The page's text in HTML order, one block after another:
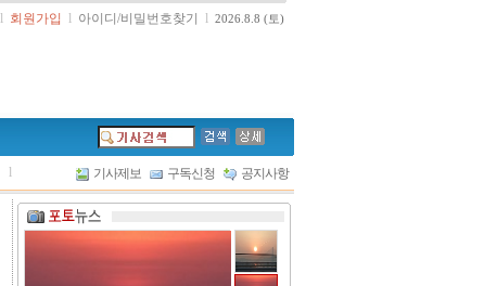
l 회원가입 l 아이디/비밀번호찾기 l 2026.8.8 (토)
l 기사제보 구독신청 공지사항